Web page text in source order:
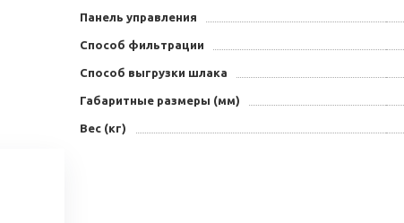
Панель управления
Способ фильтрации
Способ выгрузки шлака
Габаритные размеры (мм)
Вес (кг)